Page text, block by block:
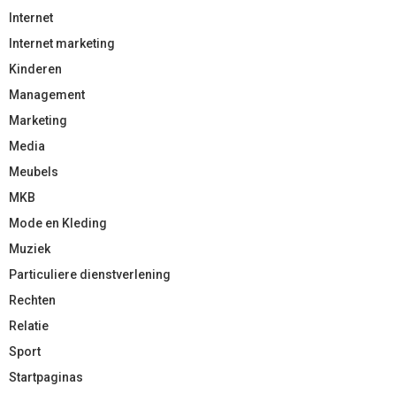
Internet
Internet marketing
Kinderen
Management
Marketing
Media
Meubels
MKB
Mode en Kleding
Muziek
Particuliere dienstverlening
Rechten
Relatie
Sport
Startpaginas